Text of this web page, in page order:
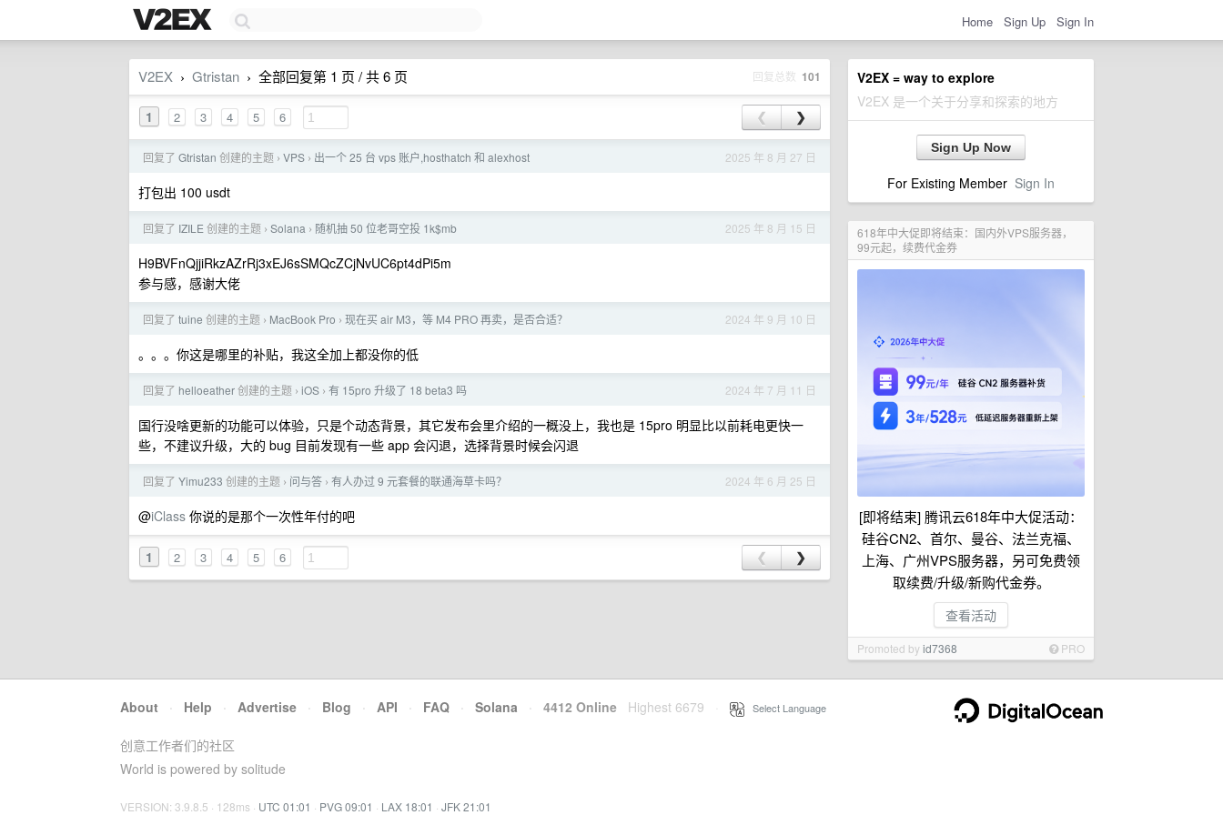
Home Sign Up Sign In
V2EX = way to explore
V2EX 是一个关于分享和探索的地方
Sign Up Now
For Existing Member Sign In
618年中大促即将结束：国内外VPS服务器，
99元起，续费代金券
[即将结束] 腾讯云618年中大促活动：
硅谷CN2、首尔、曼谷、法兰克福、
上海、广州VPS服务器，另可免费领
取续费/升级/新购代金券。
查看活动
Promoted byid7368 PRO
V2EX › Gtristan › 全部回复第 1 页 / 共 6 页 回复总数 101
1 2 3 4 5 6 ❮ ❯
2025 年 8 月 27 日
回复了 Gtristan 创建的主题 › VPS › 出一个 25 台 vps 账户,hosthatch 和 alexhost
打包出 100 usdt
2025 年 8 月 15 日
回复了 IZILE 创建的主题 › Solana › 随机抽 50 位老哥空投 1k$mb
H9BVFnQjjiRkzAZrRj3xEJ6sSMQcZCjNvUC6pt4dPi5m
参与感，感谢大佬
2024 年 9 月 10 日
回复了 tuine 创建的主题 › MacBook Pro › 现在买 air M3，等 M4 PRO 再卖，是否合适？
。。。你这是哪里的补贴，我这全加上都没你的低
2024 年 7 月 11 日
回复了 helloeather创建的主题 › iOS › 有 15pro 升级了 18 beta3 吗
国行没啥更新的功能可以体验，只是个动态背景，其它发布会里介绍的一概没上，我也是 15pro 明显比以前耗电更快一
些，不建议升级，大的 bug 目前发现有一些 app 会闪退，选择背景时候会闪退
2024 年 6 月 25 日
回复了 Yimu233 创建的主题 › 问与答 › 有人办过 9 元套餐的联通海草卡吗？
@iClass 你说的是那个一次性年付的吧
1 2 3 4 5 6 ❮ ❯
About · Help · Advertise · Blog · API · FAQ · Solana · 4412 Online Highest 6679 Select Language
创意工作者们的社区
World is powered by solitude
VERSION: 3.9.8.5 · 128ms · UTC 01:01 · PVG 09:01 · LAX 18:01 · JFK 21:01